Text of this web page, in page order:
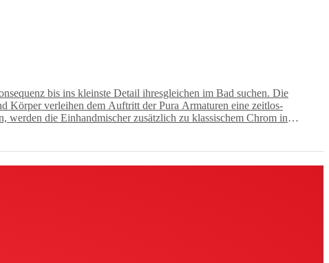
bis ins kleinste Detail ihresgleichen im Bad suchen. Die
Körper verleihen dem Auftritt der Pura Armaturen eine zeitlos-
werden die Einhandmischer zusätzlich zu klassischem Chrom in